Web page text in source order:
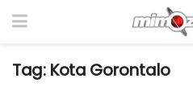
Tag: Kota Gorontalo